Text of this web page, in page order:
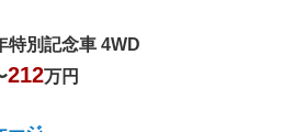
特別記念車 4WD
212万円